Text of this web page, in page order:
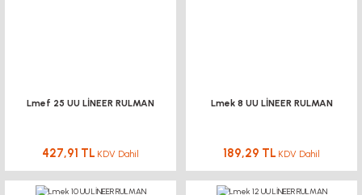
Lmef 25 UU LİNEER RULMAN
427,91 TL KDV Dahil
Lmek 8 UU LİNEER RULMAN
189,29 TL KDV Dahil